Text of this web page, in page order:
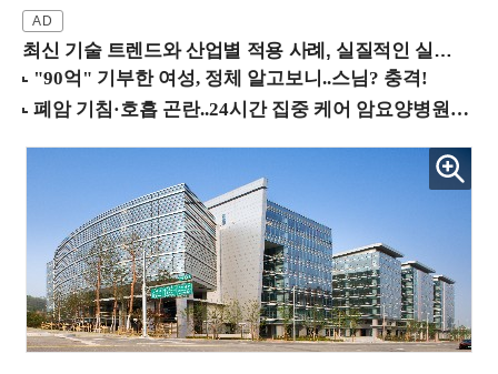
최신 기술 트렌드와 산업별 적용 사례, 실질적인 실행 전략을 공유 (9/18 양재역)